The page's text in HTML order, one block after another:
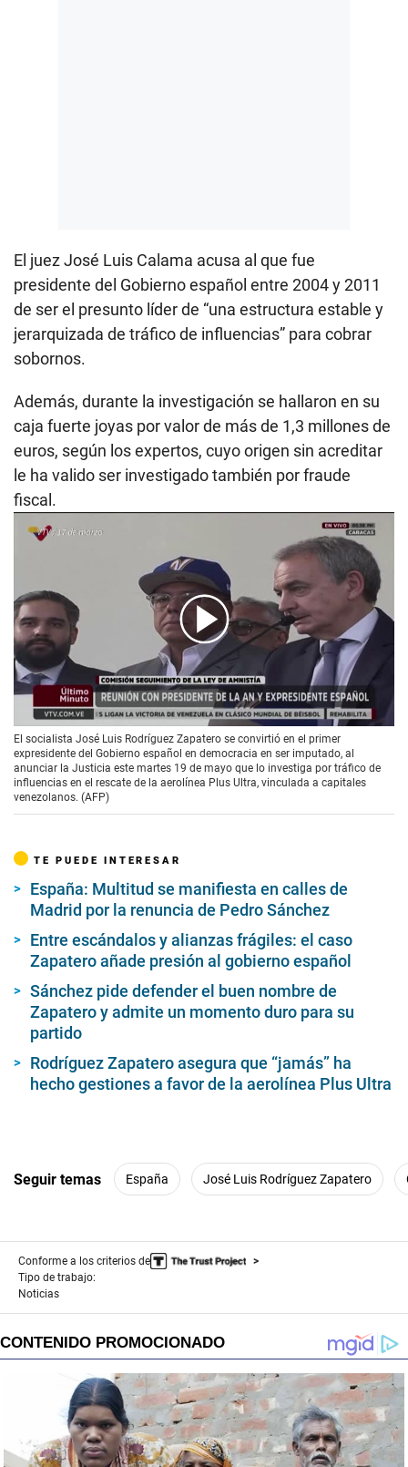
El juez José Luis Calama acusa al que fue
presidente del Gobierno español entre 2004 y 2011
de ser el presunto líder de “una estructura estable y
jerarquizada de tráfico de influencias” para cobrar
sobornos.
Además, durante la investigación se hallaron en su
caja fuerte joyas por valor de más de 1,3 millones de
euros, según los expertos, cuyo origen sin acreditar
le ha valido ser investigado también por fraude
fiscal.
00:00/01:39
El socialista José Luis Rodríguez Zapatero se convirtió en el primer
expresidente del Gobierno español en democracia en ser imputado, al
anunciar la Justicia este martes 19 de mayo que lo investiga por tráfico de
influencias en el rescate de la aerolínea Plus Ultra, vinculada a capitales
venezolanos. (AFP)
TE PUEDE INTERESAR
España: Multitud se manifiesta en calles de
Madrid por la renuncia de Pedro Sánchez
Entre escándalos y alianzas frágiles: el caso
Zapatero añade presión al gobierno español
Sánchez pide defender el buen nombre de
Zapatero y admite un momento duro para su
partido
Rodríguez Zapatero asegura que “jamás” ha
hecho gestiones a favor de la aerolínea Plus Ultra
Seguir temas España José Luis Rodríguez Zapatero
Conforme a los criterios de
Tipo de trabajo:
Noticias